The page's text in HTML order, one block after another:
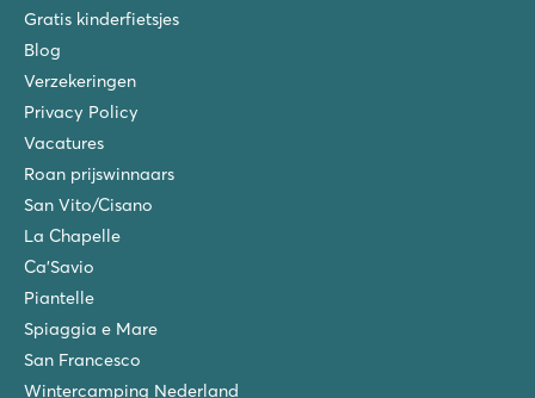
Gratis kinderfietsjes
Blog
Verzekeringen
Privacy Policy
Vacatures
Roan prijswinnaars
San Vito/Cisano
La Chapelle
Ca'Savio
Piantelle
Spiaggia e Mare
San Francesco
Wintercamping Nederland